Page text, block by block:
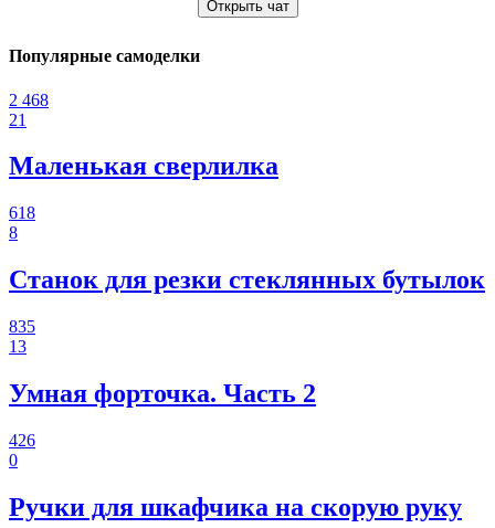
Открыть чат
Популярные самоделки
2 468
21
Маленькая сверлилка
618
8
Станок для резки стеклянных бутылок
835
13
Умная форточка. Часть 2
426
0
Ручки для шкафчика на скорую руку